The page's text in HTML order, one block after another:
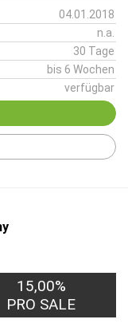
04.01.2018
n.a.
30 Tage
bis 6 Wochen
verfügbar
15,00%
PRO SALE